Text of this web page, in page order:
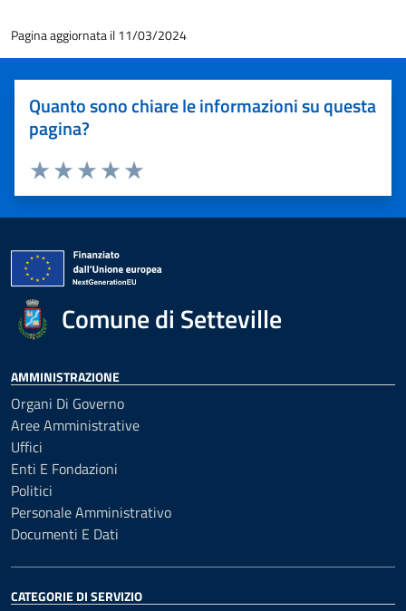
Pagina aggiornata il 11/03/2024
Quanto sono chiare le informazioni su questa
pagina?
Valuta 5 stelle su 5
Valuta 4 stelle su 5
Valuta 3 stelle su 5
Valuta 2 stelle su 5
Valuta 1 stelle su 5
Comune di Setteville
AMMINISTRAZIONE
Organi Di Governo
Aree Amministrative
Uffici
Enti E Fondazioni
Politici
Personale Amministrativo
Documenti E Dati
CATEGORIE DI SERVIZIO